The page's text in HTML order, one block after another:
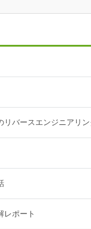
リバースエンジニアリ
ポート